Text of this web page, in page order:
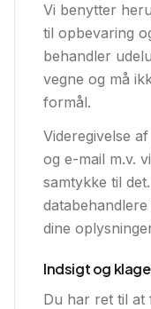
Vi benytter
til opbevaring
behandler
vegne og må
formål.
Videregivelse
og e-mail m.v.
samtykke til
dine
Indsigt og
Du har ret til at